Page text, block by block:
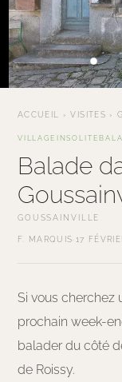
ACCUEIL ›VISITES ›
VILLAGE INSOLITE
Balade
GOUSSAINVILLE
F. MARQUIS· 17
Si vous cherchez
prochain week-
balader du côté
de Roissy.